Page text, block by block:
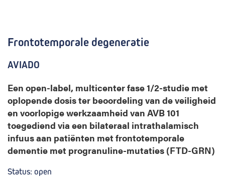
Frontotemporale degeneratie
AVIADO
Een open-label, multicenter fase 1/2-studie met
oplopende dosis ter beoordeling van de veiligheid
en voorlopige werkzaamheid van AVB 101
toegediend via een bilateraal intrathalamisch
infuus aan patiënten met frontotemporale
dementie met progranuline-mutaties (FTD-GRN)
Status: open